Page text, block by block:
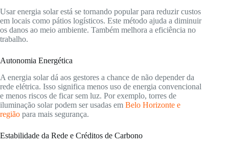
Usar energia solar está se tornando popular para reduzir custos
em locais como pátios logísticos. Este método ajuda a diminuir
os danos ao meio ambiente. Também melhora a eficiência no
trabalho.
Autonomia Energética
A energia solar dá aos gestores a chance de não depender da
rede elétrica. Isso significa menos uso de energia convencional
e menos riscos de ficar sem luz. Por exemplo, torres de
iluminação solar podem ser usadas em Belo Horizonte e
região para mais segurança.
Estabilidade da Rede e Créditos de Carbono